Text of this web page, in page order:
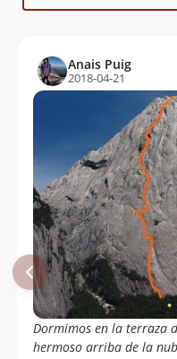
Anais Puig
2018-04-21
Dormimos en la terraza
hermoso arriba de la